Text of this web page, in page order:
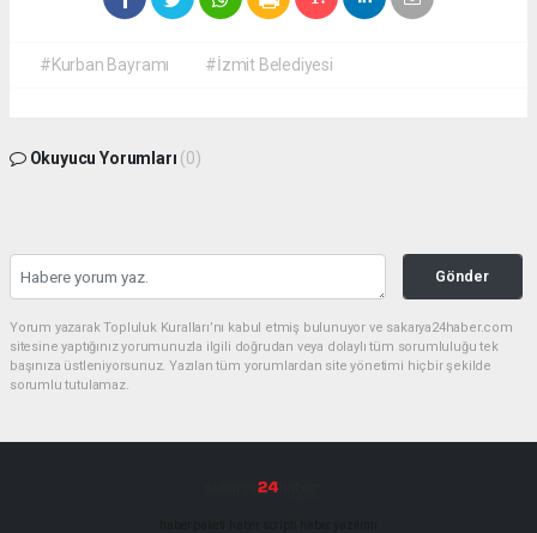
#Kurban Bayramı #İzmit Belediyesi
Okuyucu Yorumları (0)
Gönder
Yorum yazarak Topluluk Kuralları’nı kabul etmiş bulunuyor ve sakarya24haber.com
sitesine yaptığınız yorumunuzla ilgili doğrudan veya dolaylı tüm sorumluluğu tek
başınıza üstleniyorsunuz. Yazılan tüm yorumlardan site yönetimi hiçbir şekilde
sorumlu tutulamaz.